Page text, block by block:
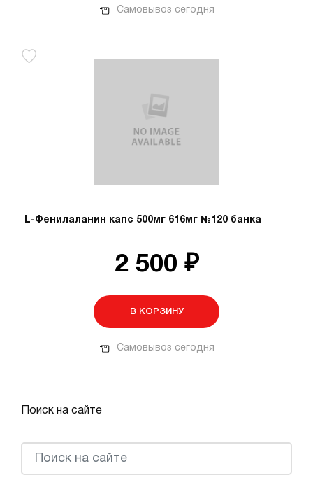
Самовывоз сегодня
L-Фенилаланин капс 500мг 616мг №120 банка
2 500 ₽
В КОРЗИНУ
Самовывоз сегодня
Поиск на сайте